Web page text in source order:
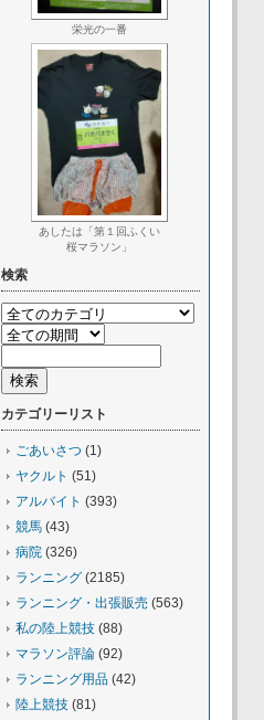
栄光の一番
あしたは「第１回ふくい
桜マラソン」
検索
カテゴリーリスト
ごあいさつ (1)
ヤクルト (51)
アルバイト (393)
競馬 (43)
病院 (326)
ランニング (2185)
ランニング・出張販売 (563)
私の陸上競技 (88)
マラソン評論 (92)
ランニング用品 (42)
陸上競技 (81)